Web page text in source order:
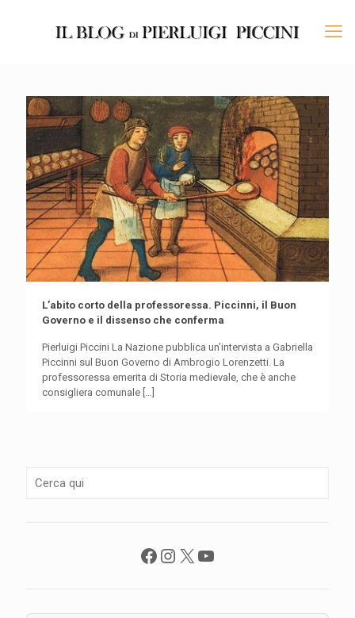
L’abito corto della professoressa. Piccinni, il Buon
Governo e il dissenso che conferma
Pierluigi Piccini La Nazione pubblica un’intervista a Gabriella
Piccinni sul Buon Governo di Ambrogio Lorenzetti. La
professoressa emerita di Storia medievale, che è anche
consigliera comunale […]
Facebook
Instagram
X YouTube